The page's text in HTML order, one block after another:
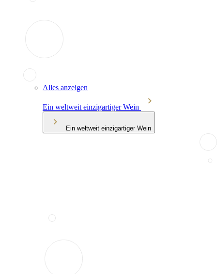
Alles anzeigen
Ein weltweit einzigartiger Wein
Ein weltweit einzigartiger Wein